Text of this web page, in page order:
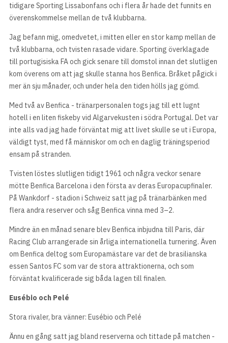
tidigare Sporting Lissabonfans och i flera år hade det funnits en
överenskommelse mellan de två klubbarna.
Jag befann mig, omedvetet, i mitten eller en stor kamp mellan de
två klubbarna, och tvisten rasade vidare. Sporting överklagade
till portugisiska FA och gick senare till domstol innan det slutligen
kom överens om att jag skulle stanna hos Benfica. Bråket pågick i
mer än sju månader, och under hela den tiden hölls jag gömd.
Med två av Benfica - tränarpersonalen togs jag till ett lugnt
hotell i en liten fiskeby vid Algarvekusten i södra Portugal. Det var
inte alls vad jag hade förväntat mig att livet skulle se ut i Europa,
väldigt tyst, med få människor om och en daglig träningsperiod
ensam på stranden.
Tvisten löstes slutligen tidigt 1961 och några veckor senare
mötte Benfica Barcelona i den första av deras Europacupfinaler.
På Wankdorf - stadion i Schweiz satt jag på tränarbänken med
flera andra reserver och såg Benfica vinna med 3–2.
Mindre än en månad senare blev Benfica inbjudna till Paris, där
Racing Club arrangerade sin årliga internationella turnering. Även
om Benfica deltog som Europamästare var det de brasilianska
essen Santos FC som var de stora attraktionerna, och som
förväntat kvalificerade sig båda lagen till finalen.
Eusébio och Pelé
Stora rivaler, bra vänner: Eusébio och Pelé
Ännu en gång satt jag bland reserverna och tittade på matchen -